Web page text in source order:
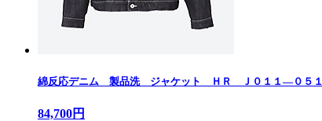
綿反応デニム 製品洗 ジャケット ＨＲ Ｊ０１１—０５１
84,700円